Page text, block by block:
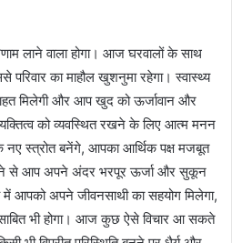
लाने वाला होगा। आज घरवालों के साथ
परिवार का माहौल खुशनुमा रहेगा। स्वास्थ्य
मिलेगी और आप खुद को ऊर्जावान और
को व्यवस्थित रखने के लिए आत्म मनन
स्त्रोत बनेंगे, आपका आर्थिक पक्ष मजबूत
से आप अपने अंदर भरपूर ऊर्जा और सुकून
आपको अपने जीवनसाथी का सहयोग मिलेगा,
भी होगा। आज कुछ ऐसे विचार आ सकते